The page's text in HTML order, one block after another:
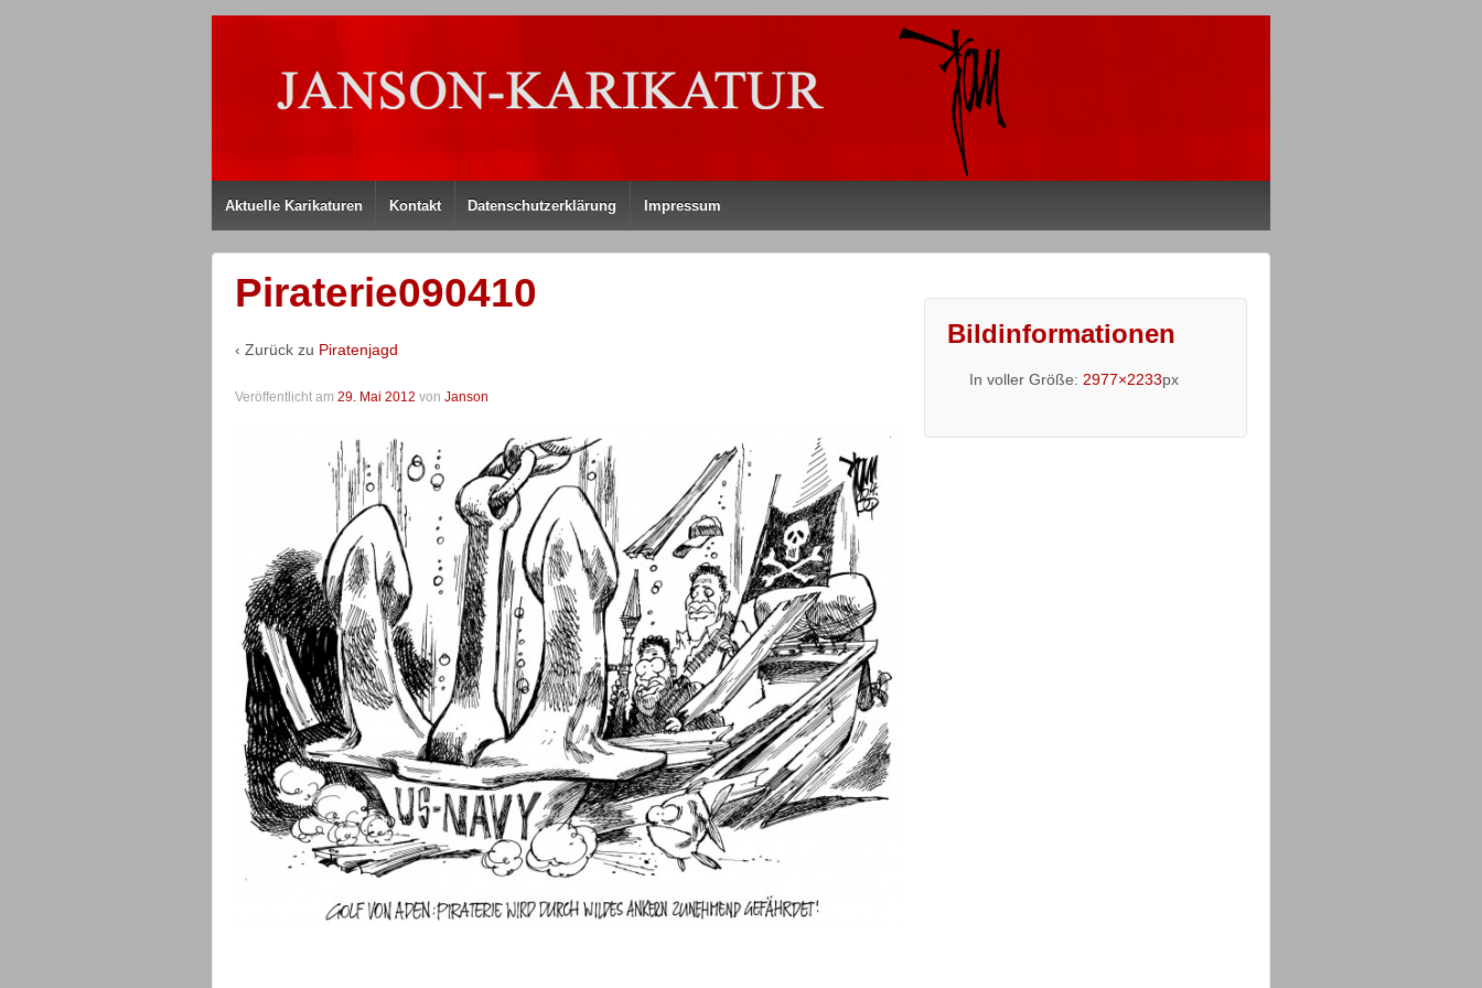
Aktuelle Karikaturen Kontakt Datenschutzerklärung Impressum
Piraterie090410
‹ Zurück zu Piratenjagd
Veröffentlicht am 29. Mai 2012 von Janson
Bildinformationen
In voller Größe: 2977×2233px